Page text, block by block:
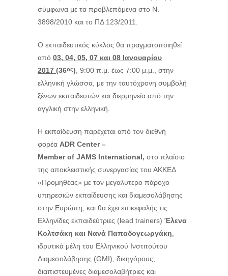
σύμφωνα με τα προβλεπόμενα στο Ν.
3898/2010 και το ΠΔ 123/2011.
Ο εκπαιδευτικός κύκλος θα πραγματοποιηθεί
από 03, 04, 05, 07 και 08 Ιανουαρίου
2017 (36ος) , 9:00 π.μ. έως 7:00 μ.μ., στην
ελληνική γλώσσα, με την ταυτόχρονη συμβολή
ξένων εκπαιδευτών και διερμηνεία από την
αγγλική στην ελληνική.
Η εκπαίδευση παρέχεται από τον διεθνή
φορέα ADR Center –
Member of JAMS International, στο πλαίσιο
της αποκλειστικής συνεργασίας του ΑΚΚΕΔ
«Προμηθέας» με τον μεγαλύτερο πάροχο
υπηρεσιών εκπαίδευσης και διαμεσολάβησης
στην Ευρώπη, και θα έχει επικεφαλής τις
Ελληνίδες εκπαιδεύτριες (lead trainers) Έλενα
Κολτσάκη και Νανά Παπαδογεωργάκη
ιδρυτικά μέλη του Ελληνικού Ινστιτούτου
Διαμεσολάβησης (GMI), δικηγόρους,
διαπιστευμένες διαμεσολαβήτριες και